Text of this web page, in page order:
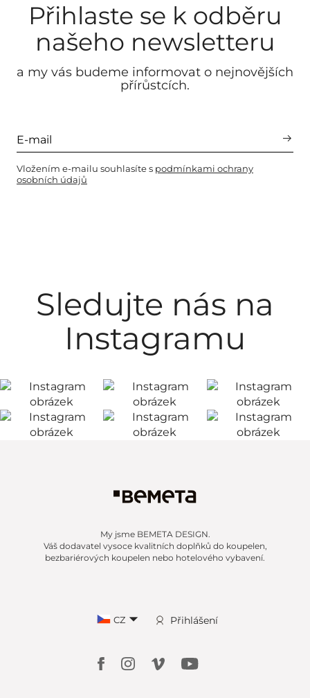
Přihlaste se k odběru
našeho newsletteru
a my vás budeme informovat o nejnovějších
přírůstcích.
Vložením e-mailu souhlasíte s podmínkami ochrany
osobních údajů
Sledujte nás na
Instagramu
My jsme BEMETA DESIGN.
Váš dodavatel vysoce kvalitních doplňků do koupelen,
bezbariérových koupelen nebo hotelového vybavení.
CZ Přihlášení